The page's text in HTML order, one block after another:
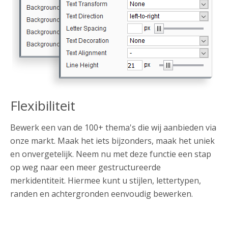
Flexibiliteit
Bewerk een van de 100+ thema's die wij aanbieden via
onze markt. Maak het iets bijzonders, maak het uniek
en onvergetelijk. Neem nu met deze functie een stap
op weg naar een meer gestructureerde
merkidentiteit. Hiermee kunt u stijlen, lettertypen,
randen en achtergronden eenvoudig bewerken.